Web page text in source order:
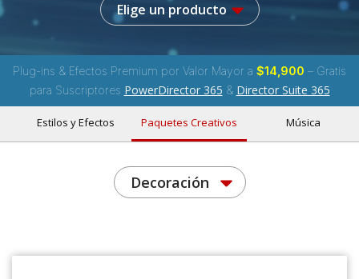
Elige un producto
Plug-ins & Efectos Premium por Valor Mayor a $14,900 – Gratis
para Suscriptores PowerDirector 365 & Director Suite 365
Estilos y Efectos Paquetes Creativos Música
Decoración